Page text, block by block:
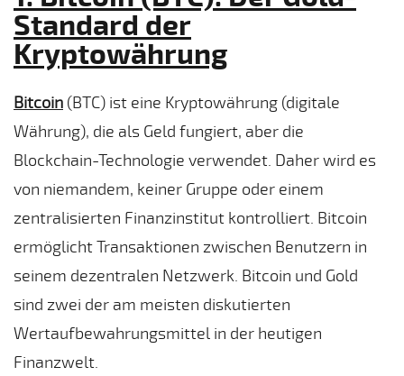
Standard der
Kryptowährung
Bitcoin (BTC) ist eine Kryptowährung (digitale
Währung), die als Geld fungiert, aber die
Blockchain-Technologie verwendet. Daher wird es
von niemandem, keiner Gruppe oder einem
zentralisierten Finanzinstitut kontrolliert. Bitcoin
ermöglicht Transaktionen zwischen Benutzern in
seinem dezentralen Netzwerk. Bitcoin und Gold
sind zwei der am meisten diskutierten
Wertaufbewahrungsmittel in der heutigen
Finanzwelt.